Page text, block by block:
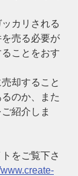
カリされる
売る必要が
ことをおす
却すること
のか、また
紹介しま
をご覧下さ